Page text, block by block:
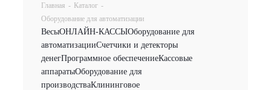
Главная - Каталог -
Оборудование для автоматизации
ВесыОНЛАЙН-КАССЫОборудование для
автоматизацииСчетчики и детекторы
денегПрограммное обеспечениеКассовые
аппаратыОборудование для
производстваКлининговое